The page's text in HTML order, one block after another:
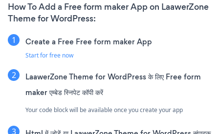
How To Add a Free form maker App on LaawerZone
Theme for WordPress:
Create a Free Free form maker App
Start for free now
LaawerZone Theme for WordPress के लिए Free form
maker एम्बेड स्निपेट कॉपी करें
Your code block will be available once you create your app